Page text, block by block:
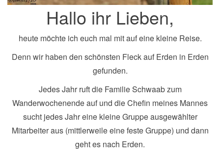
Hallo ihr Lieben,
heute möchte ich euch mal mit auf eine kleine Reise.
Denn wir haben den schönsten Fleck auf Erden in Erden
gefunden.
Jedes Jahr ruft die Familie Schwaab zum
Wanderwochenende auf und die Chefin meines Mannes
sucht jedes Jahr eine kleine Gruppe ausgewählter
Mitarbeiter aus (mittlerweile eine feste Gruppe) und dann
geht es nach Erden.